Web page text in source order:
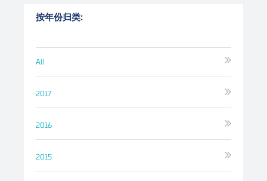
按年份归类:
All
2017
2016
2015